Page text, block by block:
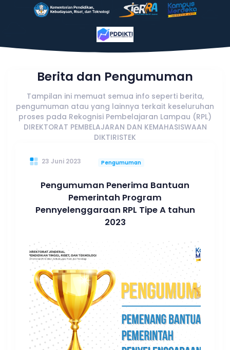
Berita dan Pengumuman
Tampilan ini memuat semua info seperti berita,
pengumuman atau yang lainnya terkait keseluruhan
proses pada Rekognisi Pembelajaran Lampau (RPL)
DIREKTORAT PEMBELAJARAN DAN KEMAHASISWAAN
DIKTIRISTEK
23 Juni 2023 Pengumuman
Pengumuman Penerima Bantuan
Pemerintah Program
Pennyelenggaraan RPL Tipe A tahun
2023